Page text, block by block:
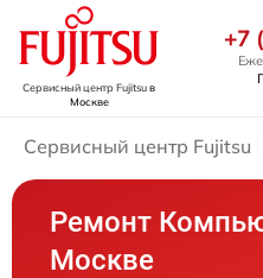
Сервисный центр Fujitsuв
Москве
+7
Сервисный центр Fujitsu
Ремонт
Москве